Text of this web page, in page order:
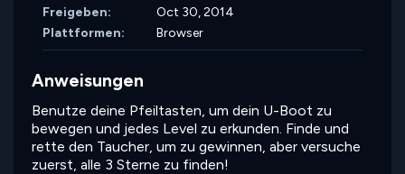
Freigeben:
Oct 30, 2014
Plattformen:
Browser
Anweisungen
Benutze deine Pfeiltasten, um dein U-Boot zu
bewegen und jedes Level zu erkunden. Finde und
rette den Taucher, um zu gewinnen, aber versuche
zuerst, alle 3 Sterne zu finden!